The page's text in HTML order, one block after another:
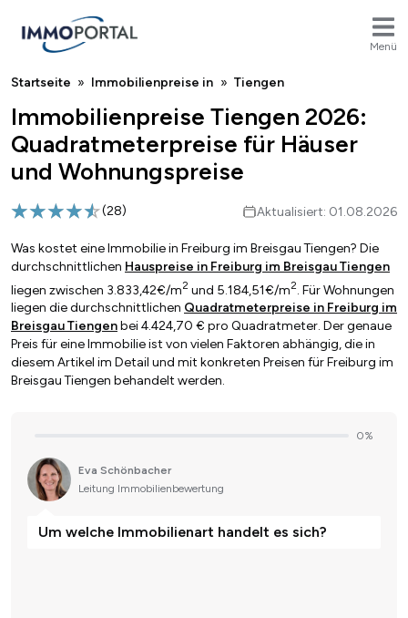
Menü
Breadcrumb
Startseite Immobilienpreise in Tiengen
Immobilienpreise Tiengen 2026:
Quadratmeterpreise für Häuser
und Wohnungspreise
(28) Aktualisiert: 01.08.2026
Was kostet eine Immobilie in Freiburg im Breisgau Tiengen? Die
durchschnittlichen Hauspreise in Freiburg im Breisgau Tiengen
liegen zwischen 3.833,42€/m2 und 5.184,51€/m2. Für Wohnungen
liegen die durchschnittlichen Quadratmeterpreise in Freiburg im
Breisgau Tiengenbei 4.424,70 € pro Quadratmeter. Der genaue
Preis für eine Immobilie ist von vielen Faktoren abhängig, die in
diesem Artikel im Detail und mit konkreten Preisen für Freiburg im
Breisgau Tiengen behandelt werden.